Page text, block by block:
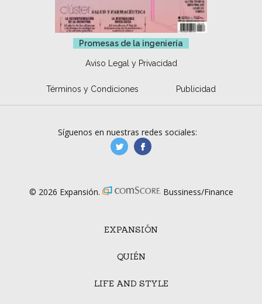
Promesas de la ingeniería
Aviso Legal y Privacidad
Términos y Condiciones Publicidad
EXPANSIÓN
QUIÉN
LIFE AND STYLE
Síguenos en nuestras redes sociales:
manufacturaGE
© 2026 Expansión. Bussiness/Finance